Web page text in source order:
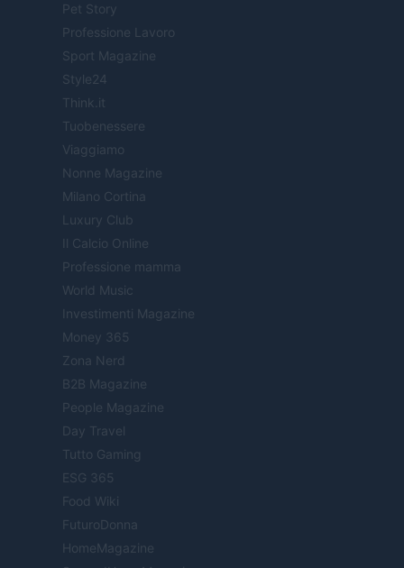
Pet Story
Professione Lavoro
Sport Magazine
Style24
Think.it
Tuobenessere
Viaggiamo
Nonne Magazine
Milano Cortina
Luxury Club
Il Calcio Online
Professione mamma
World Music
Investimenti Magazine
Money 365
Zona Nerd
B2B Magazine
People Magazine
Day Travel
Tutto Gaming
ESG 365
Food Wiki
FuturoDonna
HomeMagazine